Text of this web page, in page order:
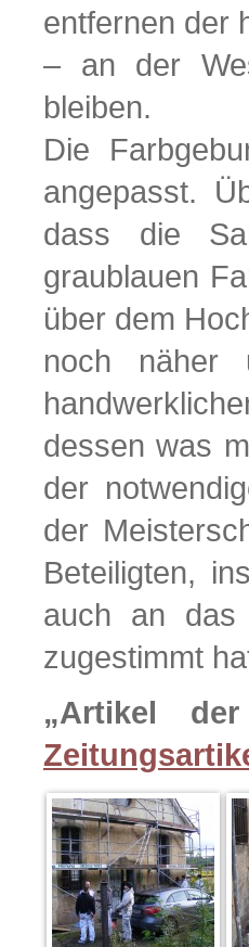
entfernen der
– an der
bleiben.
Die
angepasst.
dass die
graublauen
über dem
noch näher
dessen was
der
der
Beteiligten,
auch an das
zugestimmt
„Artikel